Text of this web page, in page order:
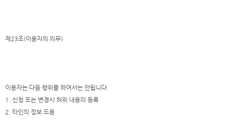
제23조(이용자의 의무)
이용자는 다음 행위를 하여서는 안됩니다.
1. 신청 또는 변경시 허위 내용의 등록
2. 타인의 정보 도용